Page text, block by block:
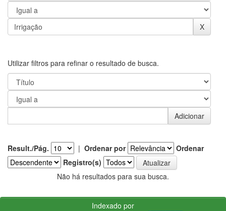
Utilizar filtros para refinar o resultado de busca.
Result./Pág. | Ordenar por
Ordenar
Registro(s)
Não há resultados para sua busca.
Indexado por